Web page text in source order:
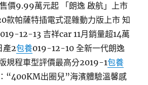
價9.99萬元起 「朗逸 啟航」上市
帕薩特插電式混雜動力版上市 知
12-13 吉祥car 11月銷量超14萬
產2包養019-12-10 全新一代朗逸
規程車型評價最高分2019-1包養
“400KM出圈兒”海濱體驗溫馨感